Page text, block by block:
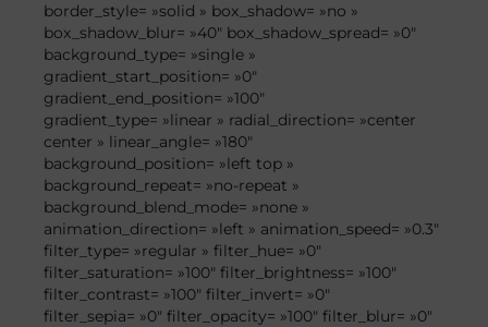
border_style= »solid » box_shadow= »no »
box_shadow_blur= »40″ box_shadow_spread= »0″
background_type= »single »
gradient_start_position= »0″
gradient_end_position= »100″
gradient_type= »linear » radial_direction= »center
center » linear_angle= »180″
background_position= »left top »
background_repeat= »no-repeat »
background_blend_mode= »none »
animation_direction= »left » animation_speed= »0.3″
filter_type= »regular » filter_hue= »0″
filter_saturation= »100″ filter_brightness= »100″
filter_contrast= »100″ filter_invert= »0″
filter_sepia= »0″ filter_opacity= »100″ filter_blur= »0″